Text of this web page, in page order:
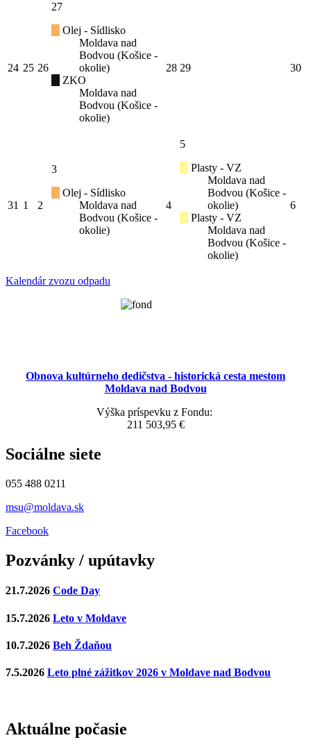
24 25 26
27
Olej - Sídlisko
Moldava nad
Bodvou (Košice -
okolie)
ZKO
Moldava nad
Bodvou (Košice -
okolie)
28 29 30
31 1 2
3
Olej - Sídlisko
Moldava nad
Bodvou (Košice -
okolie)
4
5
Plasty - VZ
Moldava nad
Bodvou (Košice -
okolie)
Plasty - VZ
Moldava nad
Bodvou (Košice -
okolie)
6
Kalendár zvozu odpadu
Obnova kultúrneho dedičstva - historická cesta mestom
Moldava nad Bodvou
Výška príspevku z Fondu:
211 503,95 €
Sociálne siete
055 488 0211
msu@moldava.sk
Facebook
Pozvánky / upútavky
21.7.2026 Code Day
15.7.2026 Leto v Moldave
10.7.2026 Beh Ždaňou
7.5.2026 Leto plné zážitkov 2026 v Moldave nad Bodvou
Aktuálne počasie